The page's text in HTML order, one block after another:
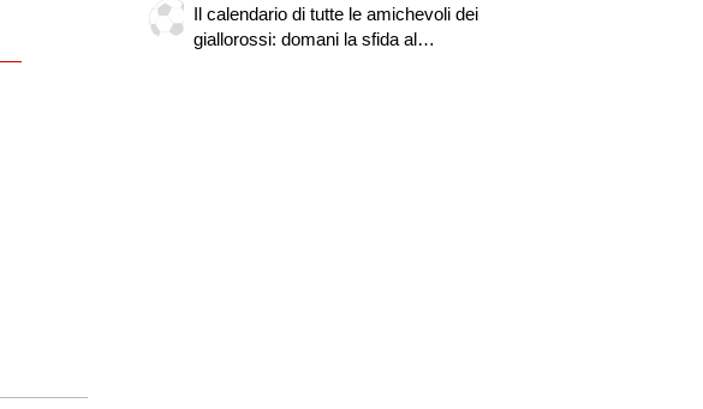
Il calendario di tutte le amichevoli dei
giallorossi: domani la sfida al